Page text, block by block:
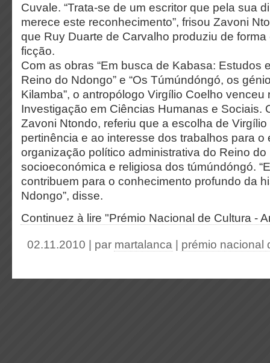
Cuvale. “Trata-se de um escritor que pela sua
merece este reconhecimento”, frisou Zavoni
que Ruy Duarte de Carvalho produziu de
ficção.
Com as obras “Em busca de Kabasa: Estudos
Reino do Ndongo” e “Os Túmúndóngó, os
Kilamba”, o antropólogo Virgílio Coelho venceu
Investigação em Ciências Humanas e Sociais.
Zavoni Ntondo, referiu que a escolha de
pertinência e ao interesse dos trabalhos para o
organização político administrativa do Reino do
socioeconómica e religiosa dos túmúndóngó.
contribuem para o conhecimento profundo da
Ndongo”, disse.
Continuez à lire "Prémio Nacional de Cultura -
02.11.2010 | par martalanca prémio nacional